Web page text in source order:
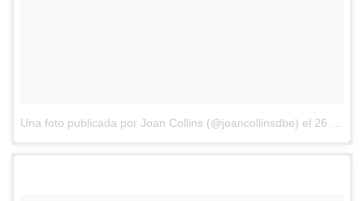
Una foto publicada por Joan Collins (@joancollinsdbe) el 26 de Mar de 2016 a la(s) 4:11 PDT